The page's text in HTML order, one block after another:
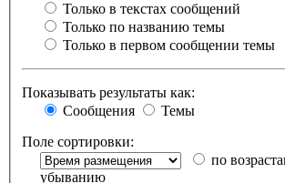
Только в текстах сообщений
Только по названию темы
Только в первом сообщении темы
Показывать результаты как:
Сообщения
Темы
Поле сортировки:
по
убыванию